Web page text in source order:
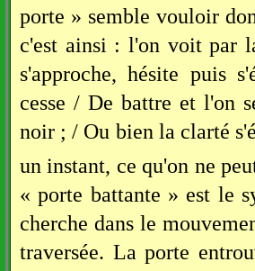
porte » semble vouloir
c'est ainsi : l'on voit par
s'approche, hésite puis
cesse / De battre et l'on
noir ; / Ou bien la clarté
un instant, ce qu'on ne
« porte battante » est le
cherche dans le
traversée. La porte